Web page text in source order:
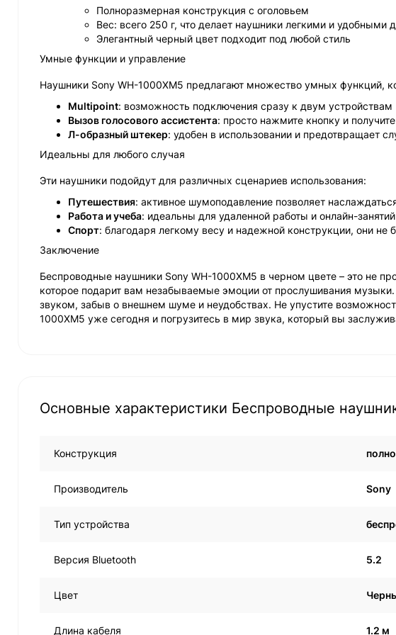
Полноразмерная конструкция с оголовьем
Вес: всего 250 г, что делает наушники легкими и удобными
Элегантный черный цвет подходит под любой стиль
Умные функции и управление
Наушники Sony WH-1000XM5 предлагают множество умных функций,
Multipoint: возможность подключения сразу к двум устройствам
Вызов голосового ассистента: просто нажмите кнопку и
Л-образный штекер: удобен в использовании и предотвращает
Идеальны для любого случая
Эти наушники подойдут для различных сценариев использования:
Путешествия: активное шумоподавление позволяет
Работа и учеба: идеальны для удаленной работы и онлайн-занятий
Спорт: благодаря легкому весу и надежной конструкции, они не
Заключение
Беспроводные наушники Sony WH-1000XM5 в черном цвете – это не
которое подарит вам незабываемые эмоции от прослушивания
звуком, забыв о внешнем шуме и неудобствах. Не упустите
1000XM5 уже сегодня и погрузитесь в мир звука, который вы
Основные характеристики Беспроводные
Конструкция
Производитель Sony
Тип устройства
Версия Bluetooth 5.2
Цвет
Длина кабеля 1.2 м